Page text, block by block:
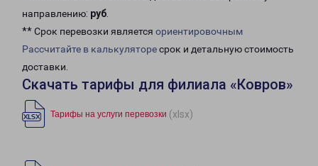
направлению: руб.
** Срок перевозки является ориентировочным
Рассчитайте в калькуляторесрок и детальную стоимость
доставки.
Скачать тарифы для филиала «Ковров»
Тарифы на услуги перевозки (xlsx)